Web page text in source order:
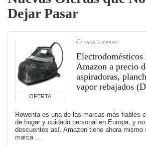
Dejar Pasar
OFERTA
hace 3 meses
Electrodomésticos
Amazon a precio
aspiradoras,
vapor rebajados
Rowenta es una de las marcas más fiables
de hogar y cuidado personal en Europa, y
descuentos así. Amazon tiene ahora mismo
marca ...